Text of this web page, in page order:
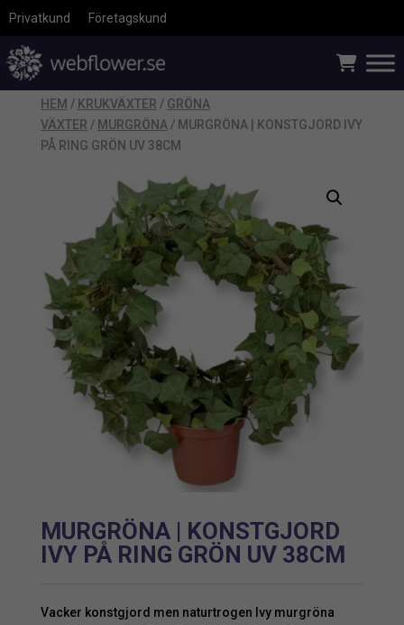
Privatkund Företagskund
HEM / KRUKVÄXTER / GRÖNA
VÄXTER / MURGRÖNA / MURGRÖNA | KONSTGJORD IVY
PÅ RING GRÖN UV 38CM
MURGRÖNA | KONSTGJORD
IVY PÅ RING GRÖN UV 38CM
Vacker konstgjord men naturtrogen Ivy murgröna